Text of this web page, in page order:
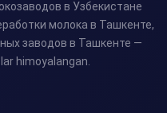
в Узбекистане
молока в Ташкенте,
заводов в Ташкенте —
himoyalangan.